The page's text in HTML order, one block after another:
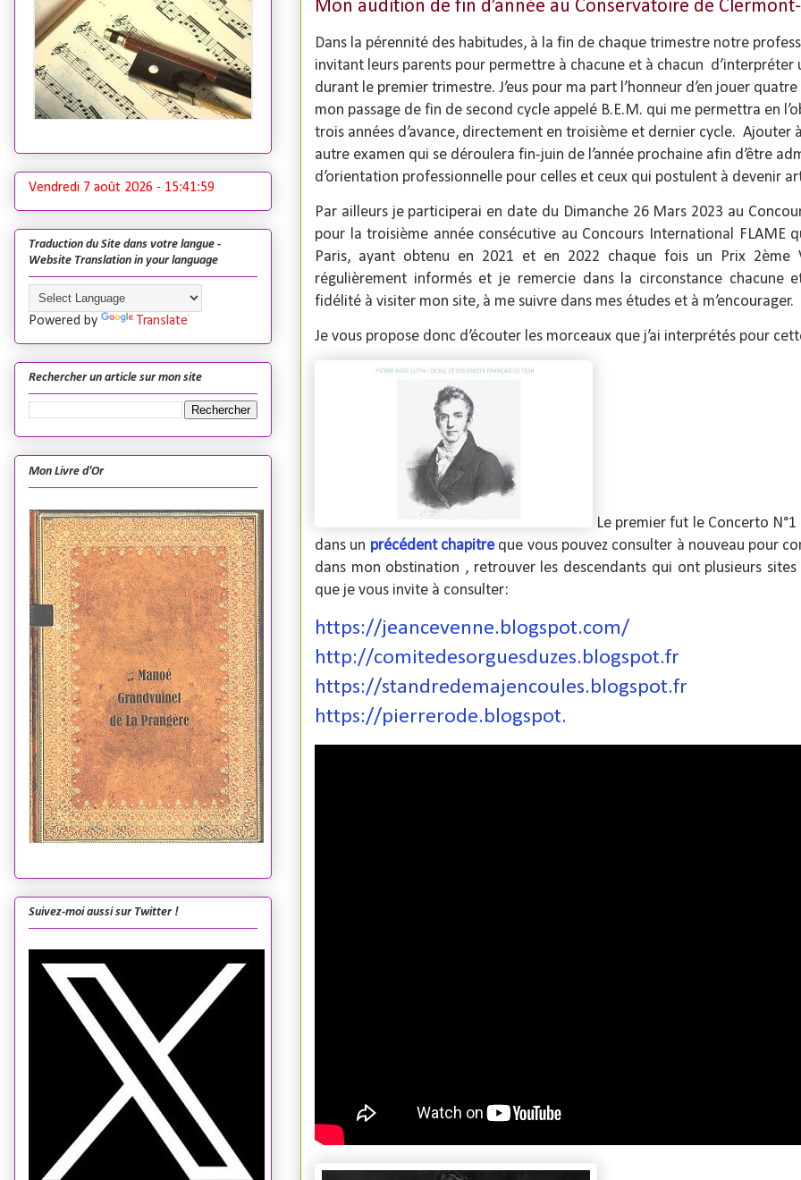
Mon audition de fin d’année au Conservatoire de
Dans la pérennité des habitudes, à la fin de chaque trimestre notre
invitant leurs parents pour permettre à chacune et à chacun d’interpréter
durant le premier trimestre. J’eus pour ma part l’honneur d’en jouer
mon passage de fin de second cycle appelé B.E.M. qui me permettra en
trois années d’avance, directement en troisième et dernier cycle. Ajouter
autre examen qui se déroulera fin-juin de l’année prochaine afin d’être
d’orientation professionnelle pour celles et ceux qui postulent à devenir
Par ailleurs je participerai en date du Dimanche 26 Mars 2023 au
pour la troisième année consécutive au Concours International FLAME
Paris, ayant obtenu en 2021 et en 2022 chaque fois un Prix 2ème
régulièrement informés et je remercie dans la circonstance chacune
fidélité à visiter mon site, à me suivre dans mes études et à m’encourager.
Je vous propose donc d’écouter les morceaux que j’ai interprétés pour
Le premier fut le Concerto
dans un précédent chapitreque vous pouvez consulter à nouveau pour
dans mon obstination , retrouver les descendants qui ont plusieurs
que je vous invite à consulter:
https://jeancevenne.blogspot.com/
http://comitedesorguesduzes.blogspot.fr
https://standredemajencoules.blogspot.fr
https://pierrerode.blogspot.
Vendredi 7 août 2026 - 15:42:00
Traduction du Site dans votre langue -
Website Translation in your language
Powered by Translate
Rechercher un article sur mon site
Mon Livre d'Or
Suivez-moi aussi sur Twitter !